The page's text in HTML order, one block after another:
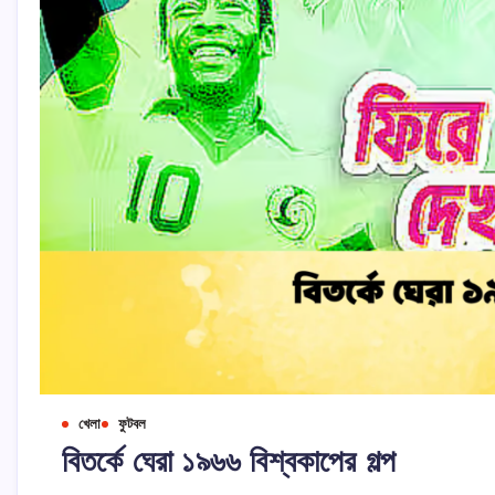
খেলা ফুটবল
বিতর্কে ঘেরা ১৯৬৬ বিশ্বকাপের গল্প